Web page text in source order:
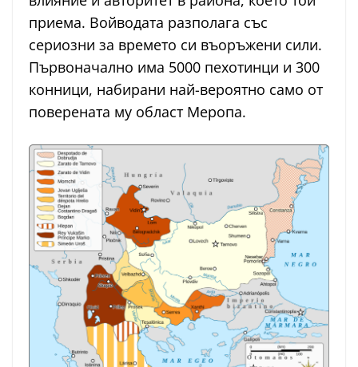
приема. Войводата разполага със
сериозни за времето си въоръжени сили.
Първоначално има 5000 пехотинци и 300
конници, набирани най-вероятно само от
поверената му област Меропа.